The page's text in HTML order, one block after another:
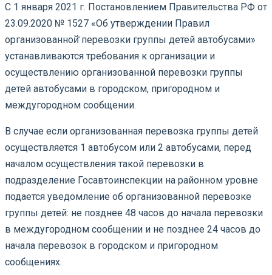
С 1 января 2021 г. Постановлением Правительства РФ от
23.09.2020 № 1527 «Об утверждении Правил
организованной̆ перевозки группы детей автобусами»
устанавливаются требования к организации и
осуществлению организованной перевозки группы
детей автобусами в городском, пригородном и
междугородном сообщении.
В случае если организованная перевозка группы детей
осуществляется 1 автобусом или 2 автобусами, перед
началом осуществления такой перевозки в
подразделение Госавтоинспекции на районном уровне
подается уведомление об организованной перевозке
группы детей: не позднее 48 часов до начала перевозки
в междугородном сообщении и не позднее 24 часов до
начала перевозок в городском и пригородном
сообщениях.